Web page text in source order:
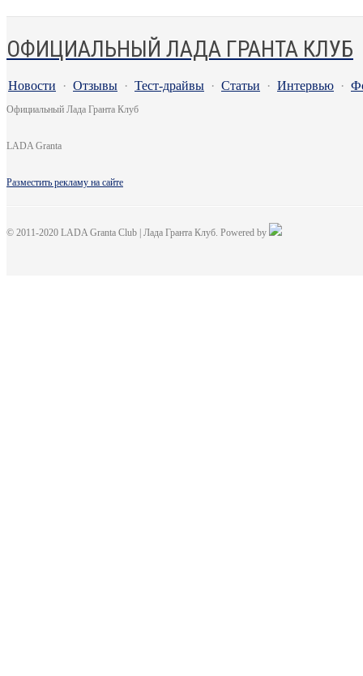
ОФИЦИАЛЬНЫЙ ЛАДА ГРАНТА КЛУБ
Новости · Отзывы · Тест-драйвы · Статьи · Интервью ·
Официальный Лада Гранта Клуб
LADA Granta
Разместить рекламу на сайте
© 2011-2020 LADA Granta Club | Лада Гранта Клуб. Powered by